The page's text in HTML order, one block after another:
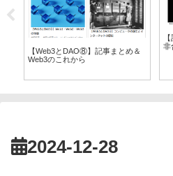
【Web3とDAO⑧】記事まとめ＆
Web3のこれから
非
2024-12-28